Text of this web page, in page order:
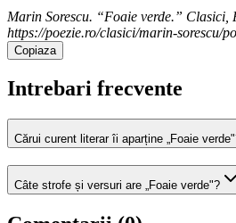
Marin Sorescu. “Foaie verde.” Clasici,
https://poezie.ro/clasici/marin-sorescu/
Copiaza
Intrebari frecvente
Cărui curent literar îi aparține „Foaie
Câte strofe și versuri are „Foaie verde"?